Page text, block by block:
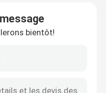
bientôt!